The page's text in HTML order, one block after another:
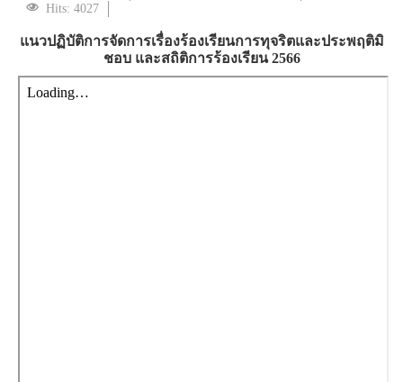
Hits: 4027
แนวปฏิบัติการจัดการเรื่องร้องเรียนการทุจริตและประพฤติมิ
ชอบ และสถิติการร้องเรียน 2566